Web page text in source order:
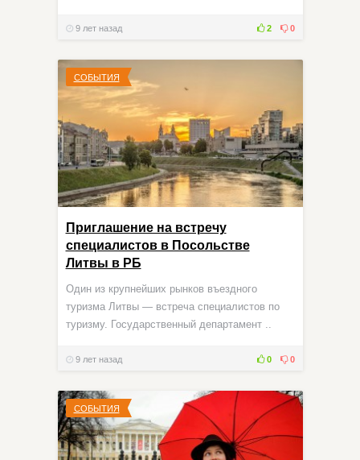
9 лет назад 2 0
СОБЫТИЯ
Приглашение на встречу
специалистов в Посольстве
Литвы в РБ
Один из крупнейших рынков въездного
туризма Литвы — встреча специалистов по
туризму. Государственный департамент ..
9 лет назад 0 0
СОБЫТИЯ